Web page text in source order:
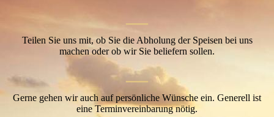
—
Teilen Sie uns mit, ob Sie die Abholung der Speisen bei uns
machen oder ob wir Sie beliefern sollen.
—
Gerne gehen wir auch auf persönliche Wünsche ein. Generell ist
eine Terminvereinbarung nötig.